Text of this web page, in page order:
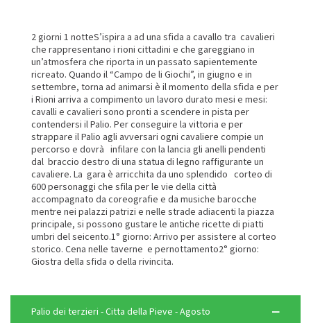
2 giorni 1 notteS’ispira a ad una sfida a cavallo tra cavalieri
che rappresentano i rioni cittadini e che gareggiano in
un’atmosfera che riporta in un passato sapientemente
ricreato. Quando il “Campo de li Giochi”, in giugno e in
settembre, torna ad animarsi è il momento della sfida e per
i Rioni arriva a compimento un lavoro durato mesi e mesi:
cavalli e cavalieri sono pronti a scendere in pista per
contendersi il Palio. Per conseguire la vittoria e per
strappare il Palio agli avversari ogni cavaliere compie un
percorso e dovrà infilare con la lancia gli anelli pendenti
dal braccio destro di una statua di legno raffigurante un
cavaliere. La gara è arricchita da uno splendido corteo di
600 personaggi che sfila per le vie della città
accompagnato da coreografie e da musiche barocche
mentre nei palazzi patrizi e nelle strade adiacenti la piazza
principale, si possono gustare le antiche ricette di piatti
umbri del seicento.1° giorno: Arrivo per assistere al corteo
storico. Cena nelle taverne e pernottamento2° giorno:
Giostra della sfida o della rivincita.
Palio dei terzieri - Citta della Pieve - Agosto